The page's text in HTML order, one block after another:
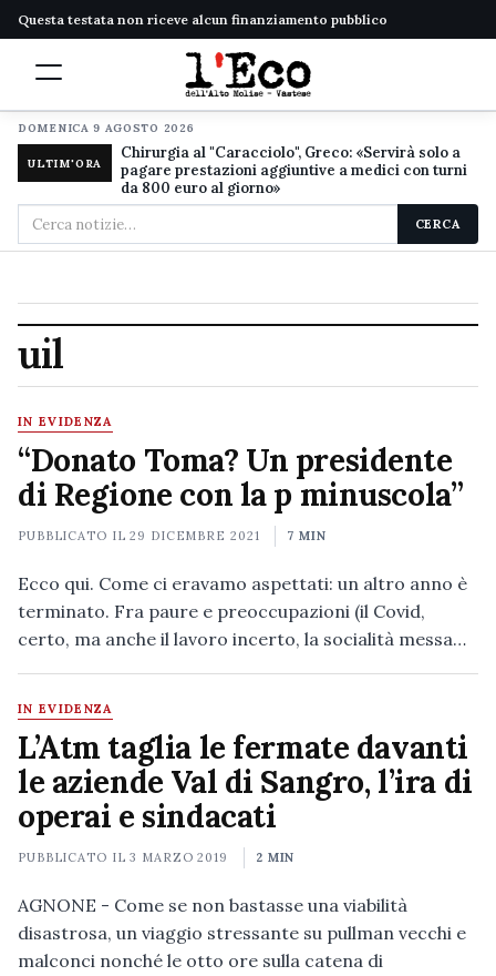
Questa testata non riceve alcun finanziamento pubblico
DOMENICA 9 AGOSTO 2026
ULTIM'ORA
Chirurgia al "Caracciolo", Greco: «Servirà solo a
pagare prestazioni aggiuntive a medici con turni
da 800 euro al giorno»
Cerca
nel
CERCA
uil
IN EVIDENZA
“Donato Toma? Un presidente
di Regione con la p minuscola”
PUBBLICATO IL29 DICEMBRE 2021 7 MIN
Ecco qui. Come ci eravamo aspettati: un altro anno è
terminato. Fra paure e preoccupazioni (il Covid,
certo, ma anche il lavoro incerto, la socialità messa…
IN EVIDENZA
L’Atm taglia le fermate davanti
le aziende Val di Sangro, l’ira di
operai e sindacati
PUBBLICATO IL3 MARZO 2019 2 MIN
AGNONE - Come se non bastasse una viabilità
disastrosa, un viaggio stressante su pullman vecchi e
malconci nonché le otto ore sulla catena di